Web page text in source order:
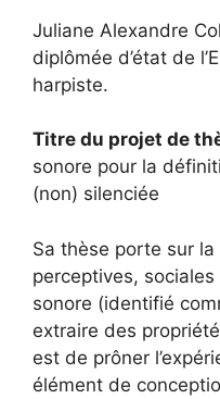
Juliane Alexandre
diplômée d’état de
harpiste.
Titre du projet de
sonore pour la
(non) silenciée
Sa thèse porte sur
perceptives,
sonore (identifié
extraire des
est de prôner
élément de